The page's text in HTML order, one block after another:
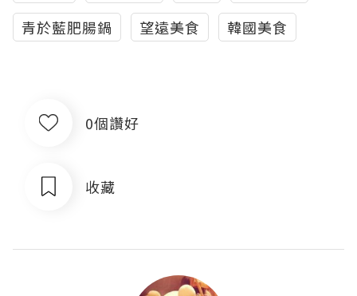
青於藍肥腸鍋
望遠美食 韓國美食
0個讚好
收藏